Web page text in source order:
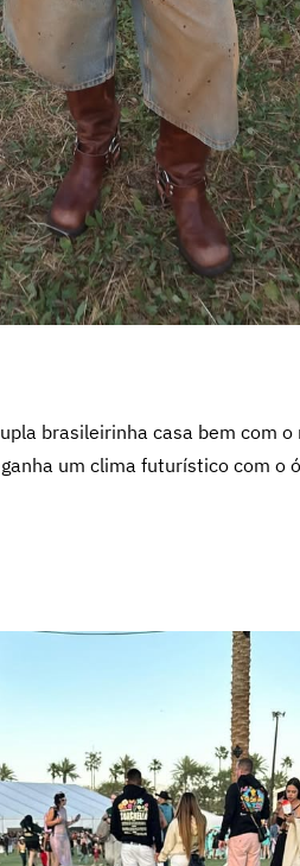
brasileirinha casa bem com
um clima futurístico com o